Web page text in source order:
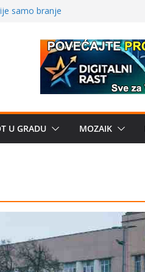
Od
medicinske
U GRADU MOZAIK